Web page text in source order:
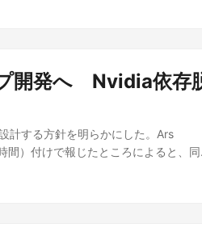
生成AIの多くはこれまで「映像だけ」
3 Videoは、映像とセリフ、効果音、環
モデルは「本質的にマルチモーダル」
々しく自然な映像から遊び心のある表
ている。 機能面では、テキストから
「Image-to-Video」、最大4秒の動画
開発へ Nvidia依存
計する方針を明らかにした。Ars
）付けで報じたところによると、同
計の出荷経験を持つシニアエンジニア